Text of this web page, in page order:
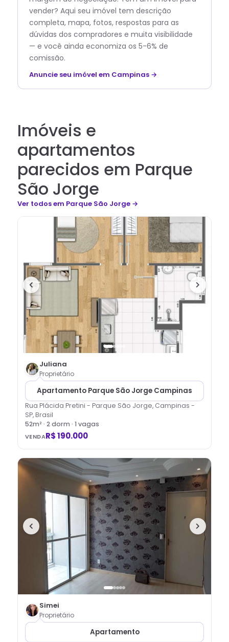
vender? Aqui seu imóvel tem descrição
completa, mapa, fotos, respostas para as
dúvidas dos compradores e muita visibilidade
— e você ainda economiza os 5-6% de
comissão.
Anuncie seu imóvel em Campinas →
Imóveis e
apartamentos
parecidos em Parque
São Jorge
Ver todosem Parque São Jorge →
Juliana
Proprietário
Apartamento Parque São Jorge Campinas
Rua Plácida Pretini - Parque São Jorge, Campinas -
SP, Brasil
52m² · 2dorm · 1 vagas
VENDAR$ 190.000
Simei
Proprietário
Apartamento